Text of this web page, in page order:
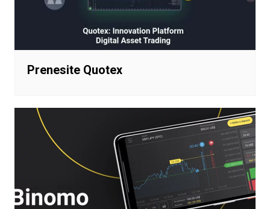
Prenesite Quotex